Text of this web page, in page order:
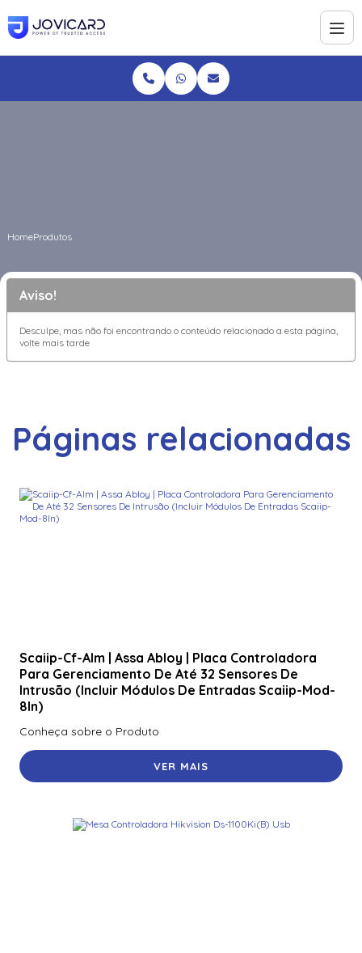
HomeProdutos
Aviso!
Desculpe, mas não foi encontrando o conteúdo relacionado a esta página,
volte mais tarde
Páginas relacionadas
Scaiip-Cf-Alm | Assa Abloy | Placa Controladora
Para Gerenciamento De Até 32 Sensores De
Intrusão (Incluir Módulos De Entradas Scaiip-Mod-
8In)
Conheça sobre o Produto
VER MAIS